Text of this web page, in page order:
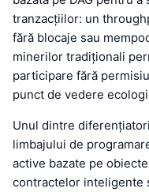
tranzacțiilor: un
fără blocaje sau
minerilor tradiționali
participare fără
punct de vedere
Unul dintre
limbajului de
active bazate pe
contractelor inteligente